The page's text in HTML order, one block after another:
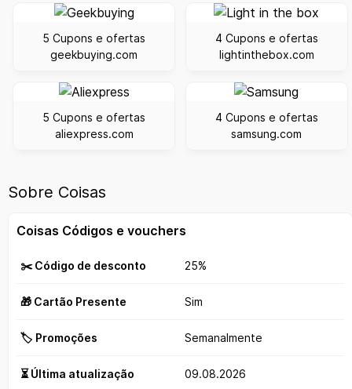
5 Cupons e ofertas
geekbuying.com
4 Cupons e ofertas
lightinthebox.com
5 Cupons e ofertas
aliexpress.com
4 Cupons e ofertas
samsung.com
Sobre Coisas
Coisas Códigos e vouchers
✂️ Código de desconto 25%
🎁 Cartão Presente Sim
🏷️ Promoções Semanalmente
⏳ Última atualização 09.08.2026